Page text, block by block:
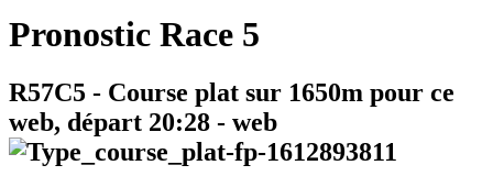
Pronostic Race 5
R57C5 - Course plat sur 1650m pour ce
web, départ 20:28 - web